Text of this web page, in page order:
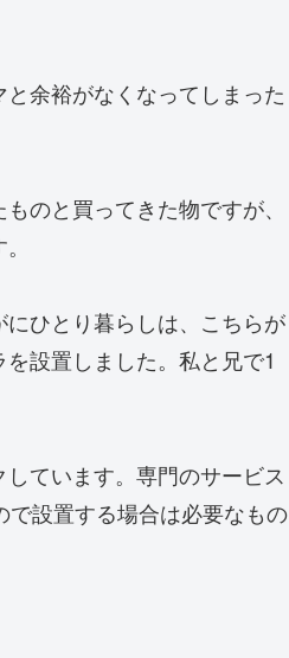
余裕がなくなってしまった
のと買ってきた物ですが、
ひとり暮らしは、こちらが
設置しました。私と兄で1
ています。専門のサービス
設置する場合は必要なもの